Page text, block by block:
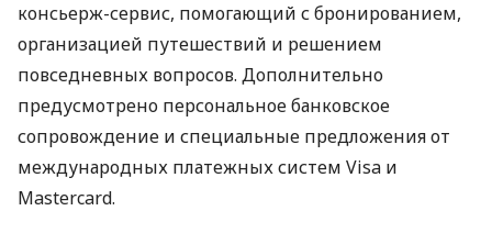
консьерж-сервис, помогающий с бронированием,
организацией путешествий и решением
повседневных вопросов. Дополнительно
предусмотрено персональное банковское
сопровождение и специальные предложения от
международных платежных систем Visa и
Mastercard.